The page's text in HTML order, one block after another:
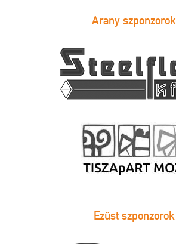
Arany szponzorok
Ezüst szponzorok